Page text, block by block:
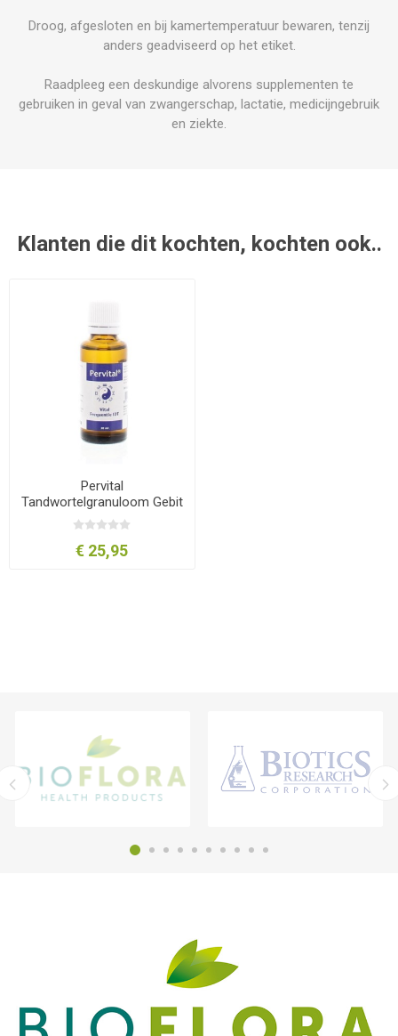
Droog, afgesloten en bij kamertemperatuur bewaren, tenzij
anders geadviseerd op het etiket.
Raadpleeg een deskundige alvorens supplementen te
gebruiken in geval van zwangerschap, lactatie, medicijngebruik
en ziekte.
Klanten die dit kochten, kochten ook..
Pervital
Tandwortelgranuloom Gebit
VF 30 ml
€ 25,95